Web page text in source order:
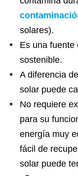
solares).
Es una fuente
sostenible.
A diferencia
solar puede
No requiere
para su
energía muy
fácil de
solar puede